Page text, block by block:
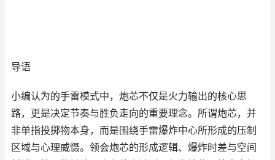
导语
小编认为的手雷模式中，炮芯不仅是火力输出的核心思
路，更是决定节奏与胜负走向的重要理念。所谓炮芯，并
非单指投掷物本身，而是围绕手雷爆炸中心所形成的压制
区域与心理威慑。领会炮芯的形成逻辑、爆炸时差与空间